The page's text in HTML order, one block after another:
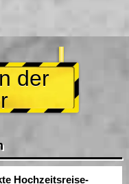
der
Hochzeitsreise-